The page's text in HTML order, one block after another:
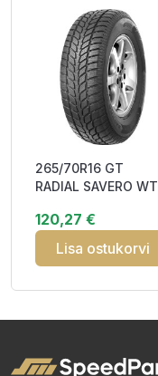
265/70R16 GT
RADIAL SAVERO WT
3PMSF M+S
120,27 €
Lisa ostukorvi